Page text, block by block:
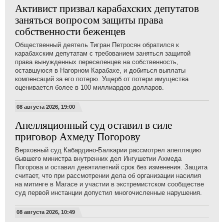
Активист призвал карабахских депутатов
заняться вопросом защиты права
собственности беженцев
Общественный деятель Тигран Петросян обратился к
карабахским депутатам с требованием заняться защитой
права вынужденных переселенцев на собственность,
оставшуюся в Нагорном Карабахе, и добиться выплаты
компенсаций за его потерю. Ущерб от потери имущества
оценивается более в 100 миллиардов долларов.
08 августа 2026, 19:00
Апелляционный суд оставил в силе
приговор Ахмеду Погорову
Верховный суд Кабардино-Балкарии рассмотрел апелляцию
бывшего министра внутренних дел Ингушетии Ахмеда
Погорова и оставил девятилетний срок без изменения. Защита
считает, что при рассмотрении дела об организации насилия
на митинге в Магасе и участии в экстремистском сообществе
суд первой инстанции допустил многочисленные нарушения.
08 августа 2026, 10:49